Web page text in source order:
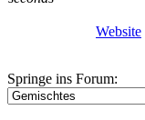
Website
Springe ins Forum: